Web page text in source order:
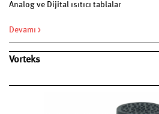
Analog ve Dijital ısıtıcı tablalar
Devamı >
Vorteks